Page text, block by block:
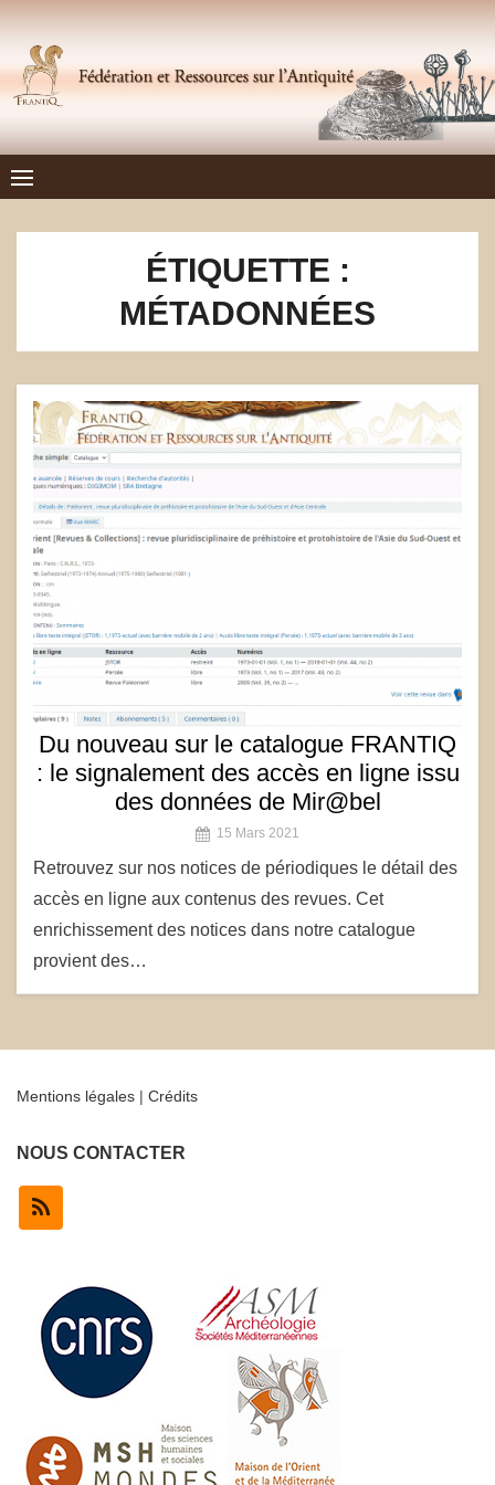
content
Frantiq
FÉDÉRATION ET RESSOURCES SUR L'ANTIQUITÉ
ÉTIQUETTE :
MÉTADONNÉES
Du nouveau sur le catalogue FRANTIQ
: le signalement des accès en ligne issu
des données de Mir@bel
15 Mars 2021
Retrouvez sur nos notices de périodiques le détail des
accès en ligne aux contenus des revues. Cet
enrichissement des notices dans notre catalogue
provient des…
Mentions légales | Crédits
NOUS CONTACTER